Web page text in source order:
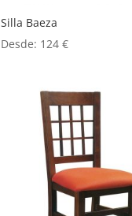
Silla Baeza
Desde: 124€